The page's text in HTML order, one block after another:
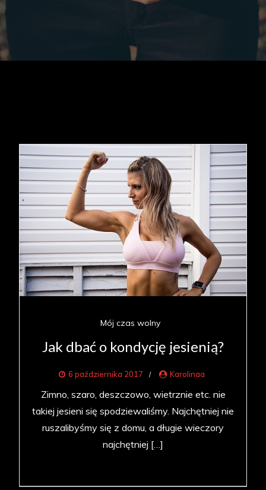
Mój czas wolny
Jak dbać o kondycję jesienią?
6 października 2017 Karolinaa
Zimno, szaro, deszczowo, wietrznie etc. nie
takiej jesieni się spodziewaliśmy. Najchętniej nie
ruszalibyśmy się z domu, a długie wieczory
najchętniej […]